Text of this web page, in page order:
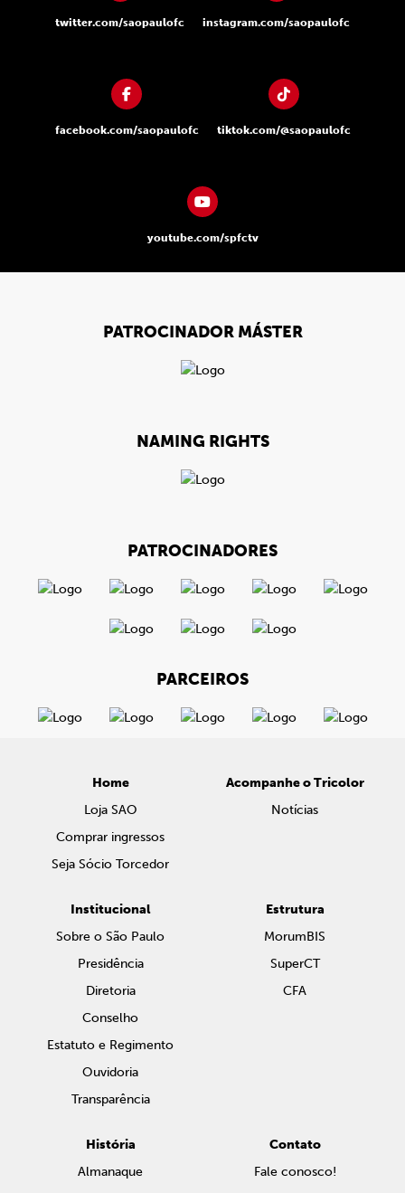
twitter.com/saopaulofc instagram.com/saopaulofc
facebook.com/saopaulofc tiktok.com/@saopaulofc
youtube.com/spfctv
PATROCINADOR MÁSTER
NAMING RIGHTS
PATROCINADORES
PARCEIROS
Home
Loja SAO
Comprar ingressos
Seja Sócio Torcedor
Acompanhe o Tricolor
Notícias
Institucional
Sobre o São Paulo
Presidência
Diretoria
Conselho
Estatuto e Regimento
Ouvidoria
Transparência
Estrutura
MorumBIS
SuperCT
CFA
História
Almanaque
Contato
Fale conosco!